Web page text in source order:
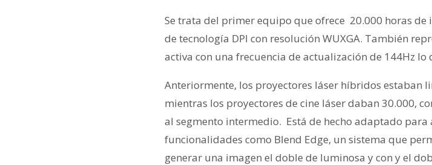
Se trata del primer equipo que ofrece 20.000 horas
de tecnología DPI con resolución WUXGA. También
activa con una frecuencia de actualización de 144Hz
Anteriormente, los proyectores láser híbridos estaban
mientras los proyectores de cine láser daban 30.000,
al segmento intermedio. Está de hecho adaptado para
funcionalidades como Blend Edge, un sistema que
generar una imagen el doble de luminosa y con y el